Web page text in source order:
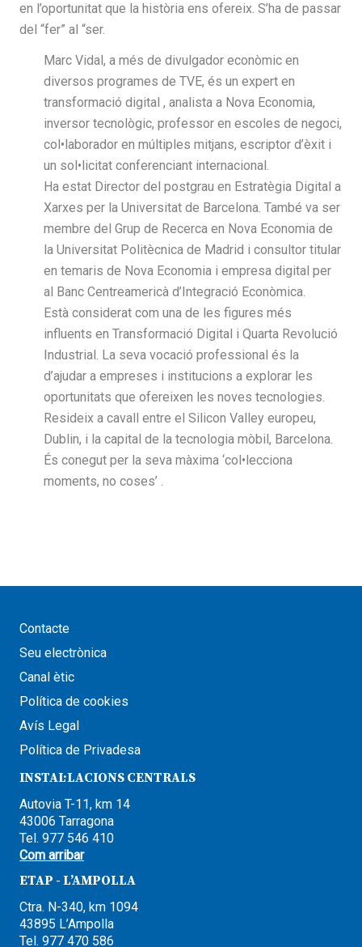
en l’oportunitat que la història ens ofereix. S’ha de passar
del “fer” al “ser.
Marc Vidal, a més de divulgador econòmic en
diversos programes de TVE, és un expert en
transformació digital , analista a Nova Economia,
inversor tecnològic, professor en escoles de negoci,
col•laborador en múltiples mitjans, escriptor d’èxit i
un sol•licitat conferenciant internacional.
Ha estat Director del postgrau en Estratègia Digital a
Xarxes per la Universitat de Barcelona. També va ser
membre del Grup de Recerca en Nova Economia de
la Universitat Politècnica de Madrid i consultor titular
en temaris de Nova Economia i empresa digital per
al Banc Centreamericà d’Integració Econòmica.
Està considerat com una de les figures més
influents en Transformació Digital i Quarta Revolució
Industrial. La seva vocació professional és la
d’ajudar a empreses i institucions a explorar les
oportunitats que ofereixen les noves tecnologies.
Resideix a cavall entre el Silicon Valley europeu,
Dublin, i la capital de la tecnologia mòbil, Barcelona.
És conegut per la seva màxima ‘col•lecciona
moments, no coses’ .
Contacte
Seu electrònica
Canal ètic
Política de cookies
Avís Legal
Política de Privadesa
INSTAL·LACIONS CENTRALS
Autovia T-11, km 14
43006 Tarragona
Tel. 977 546 410
Com arribar
ETAP - L’AMPOLLA
Ctra. N-340, km 1094
43895 L’Ampolla
Tel. 977 470 586